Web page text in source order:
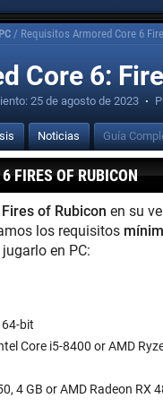
/ Requisitos Armored Core 6
Core 6:
25 de agosto de 2023 ·
Noticias Guía
FIRES OF RUBICON
of Rubicon en su
los requisitos
en PC:
bit
Core i5-8400 or AMD
4 GB or AMD Radeon RX